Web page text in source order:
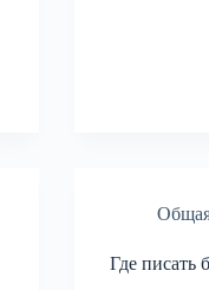
Где писать